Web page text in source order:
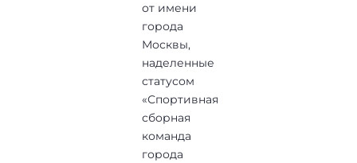
от имени
города
Москвы,
наделенные
статусом
«Спортивная
сборная
команда
города